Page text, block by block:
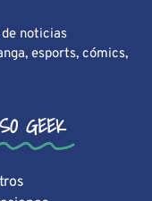
noticias
esports, cómics,
GEEK